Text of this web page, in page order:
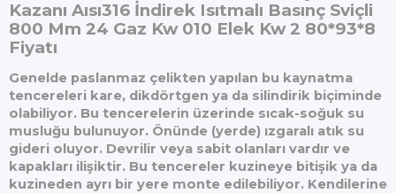
Kazanı Aısı316 İndirek Isıtmalı Basınç Sviçli
800 Mm 24 Gaz Kw 010 Elek Kw 2 80*93*8
Fiyatı
Genelde paslanmaz çelikten yapılan bu kaynatma
tencereleri kare, dikdörtgen ya da silindirik biçiminde
olabiliyor. Bu tencerelerin üzerinde sıcak-soğuk su
musluğu bulunuyor. Önünde (yerde) ızgaralı atık su
gideri oluyor. Devrilir veya sabit olanları vardır ve
kapakları ilişiktir. Bu tencereler kuzineye bitişik ya da
kuzineden ayrı bir yere monte edilebiliyor. Kendilerine